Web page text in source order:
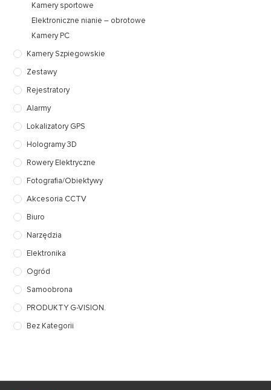
Kamery sportowe
Elektroniczne nianie – obrotowe
Kamery PC
Kamery Szpiegowskie
Zestawy
Rejestratory
Alarmy
Lokalizatory GPS
Hologramy 3D
Rowery Elektryczne
Fotografia/Obiektywy
Akcesoria CCTV
Biuro
Narzędzia
Elektronika
Ogród
Samoobrona
PRODUKTY G-VISION.
Bez Kategorii